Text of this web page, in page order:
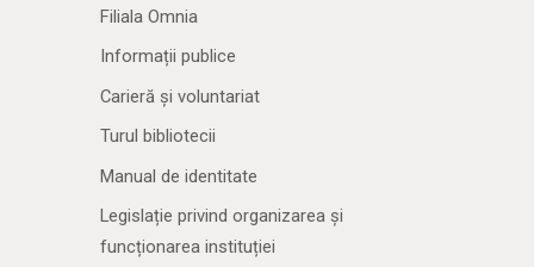
Filiala Omnia
Informații publice
Carieră și voluntariat
Turul bibliotecii
Manual de identitate
Legislație privind organizarea și
funcționarea instituției